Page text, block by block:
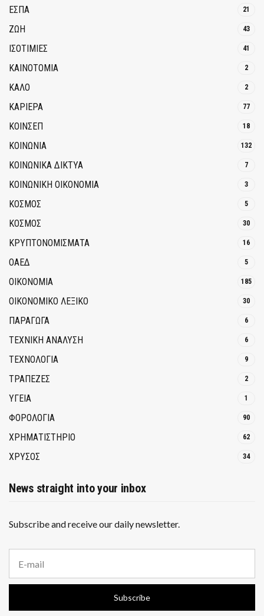
ΕΣΠΑ 21
ΖΩΗ 43
ΙΣΟΤΙΜΙΕΣ 41
ΚΑΙΝΟΤΟΜΊΑ 2
ΚΑΛΟ 2
ΚΑΡΙΕΡΑ 77
ΚΟΙΝΣΕΠ 18
ΚΟΙΝΩΝΙΑ 132
ΚΟΙΝΩΝΙΚΆ ΔΊΚΤΥΑ 7
ΚΟΙΝΩΝΙΚΉ ΟΙΚΟΝΟΜΊΑ 3
ΚΟΣΜΟΣ 5
ΚΟΣΜΟΣ 30
ΚΡΥΠΤΟΝΟΜΊΣΜΑΤΑ 16
ΟΑΕΔ 5
ΟΙΚΟΝΟΜΙΑ 185
ΟΙΚΟΝΟΜΙΚΟ ΛΕΞΙΚΟ 30
ΠΑΡΑΓΩΓΑ 6
ΤΕΧΝΙΚΗ ΑΝΑΛΥΣΗ 6
ΤΕΧΝΟΛΟΓΙΑ 9
ΤΡΆΠΕΖΕΣ 2
ΥΓΕΙΑ 1
ΦΟΡΟΛΟΓΙΑ 90
ΧΡΗΜΑΤΙΣΤΗΡΙΟ 62
ΧΡΥΣΟΣ 34
News straight into your inbox
Subscribe and receive our daily newsletter.
a
i
a
Subscribe